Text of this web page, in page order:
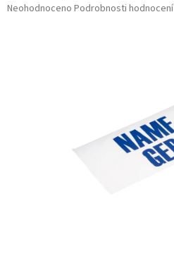
Průměrné
Neohodnoceno Podrobnosti hodnocení